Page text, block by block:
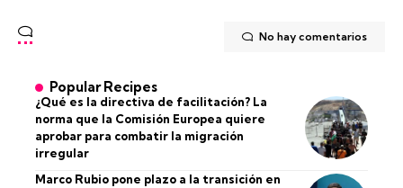
No hay comentarios
Popular Recipes
¿Qué es la directiva de facilitación? La
norma que la Comisión Europea quiere
aprobar para combatir la migración
irregular
Marco Rubio pone plazo a la transición en